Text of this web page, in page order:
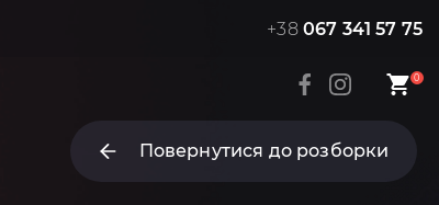
+38 067 341 57 75
0
Повернутися до розборки